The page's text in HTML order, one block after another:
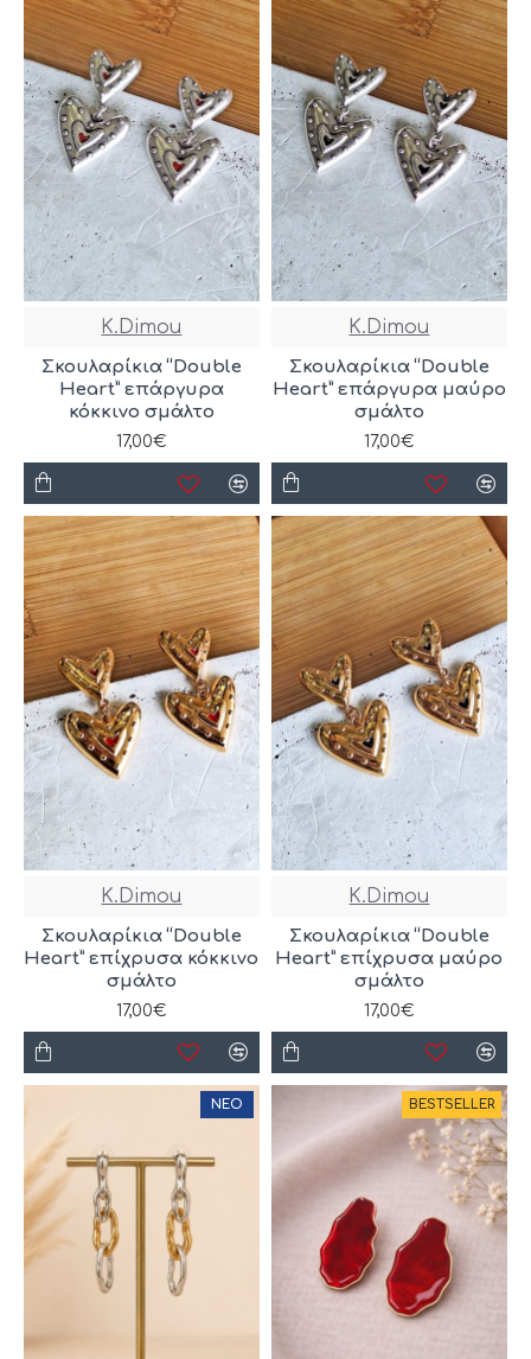
K.Dimou
Σκουλαρίκια “Double
Heart” επάργυρα
κόκκινο σμάλτο
17,00€
K.Dimou
Σκουλαρίκια “Double
Heart” επάργυρα μαύρο
σμάλτο
17,00€
K.Dimou
Σκουλαρίκια “Double
Heart” επίχρυσα κόκκινο
σμάλτο
17,00€
K.Dimou
Σκουλαρίκια “Double
Heart” επίχρυσα μαύρο
σμάλτο
17,00€
ΝΈΟ BESTSELLER